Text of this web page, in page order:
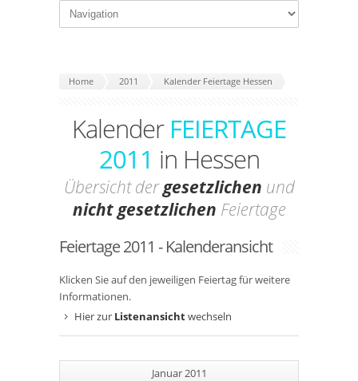
Home 2011 Kalender Feiertage Hessen
Kalender FEIERTAGE
2011 in Hessen
Übersicht dergesetzlichen und
nicht gesetzlichen Feiertage
Feiertage 2011 - Kalenderansicht
Klicken Sie auf den jeweiligen Feiertag für weitere
Informationen.
Hier zur Listenansichtwechseln
Januar 2011